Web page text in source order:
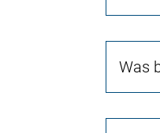
Was